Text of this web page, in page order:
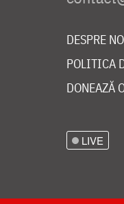
DESPRE
POLITICA
DONEAZĂ
LIVE